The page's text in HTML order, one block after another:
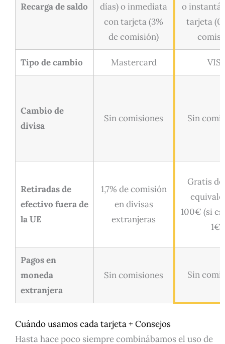
Recarga de saldo
días) o inmediata
con tarjeta (3%
de comisión)
o
tarjeta
Tipo de cambio Mastercard
Cambio de
divisa
Sin comisiones Sin
Retiradas de
efectivo fuera de
la UE
1,7% de comisión
en divisas
extranjeras
Gratis
100€ (si es
1€)
Pagos en
moneda
extranjera
Sin comisiones Sin
Cuándo usamos cada tarjeta + Consejos
Hasta hace poco siempre combinábamos el uso de